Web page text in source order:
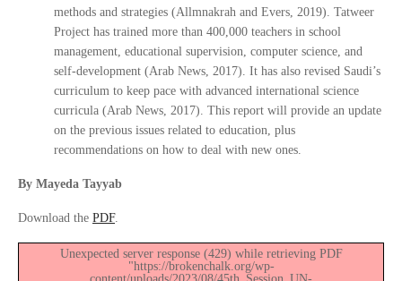
methods and strategies (Allmnakrah and Evers, 2019). Tatweer
Project has trained more than 400,000 teachers in school
management, educational supervision, computer science, and
self-development (Arab News, 2017). It has also revised Saudi’s
curriculum to keep pace with advanced international science
curricula (Arab News, 2017). This report will provide an update
on the previous issues related to education, plus
recommendations on how to deal with new ones.
By Mayeda Tayyab
Download the PDF.
Unexpected server response (429) while retrieving PDF
"https://brokenchalk.org/wp-